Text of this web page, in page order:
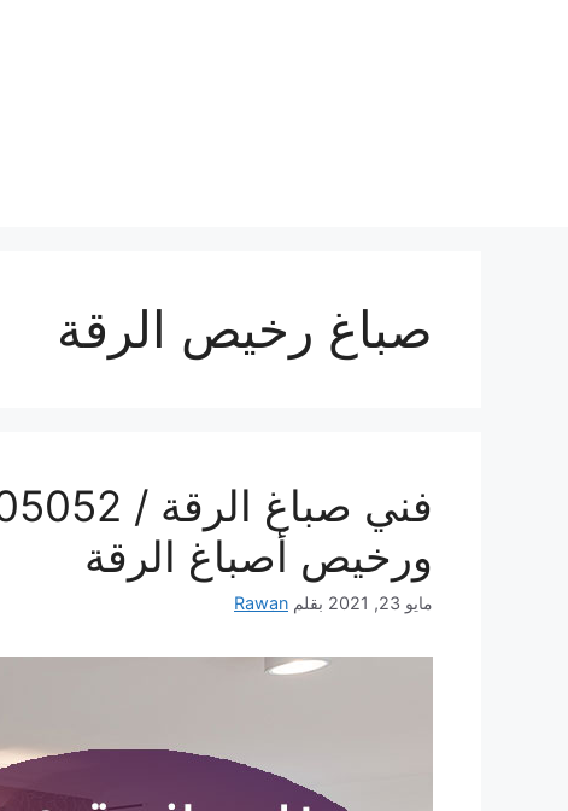
صباغ رخيص الرقة
ورخيص أصباغ الرقة
مايو 23, 2021 بقلم Rawan